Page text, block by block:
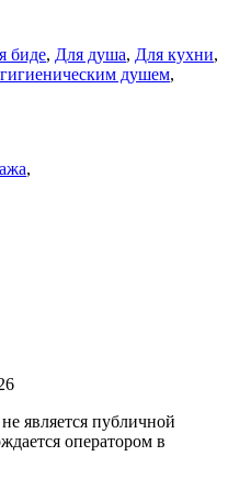
биде, Для душа, Для кухни,
душем,
,
является публичной
оператором в